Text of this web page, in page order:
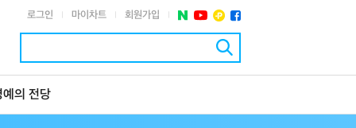
로그인 마이차트 회원가입
예의 전당